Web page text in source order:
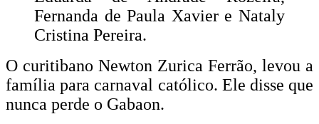
Fernanda de Paula Xavier e Nataly
Cristina Pereira.
O curitibano Newton Zurica Ferrão, levou a
família para carnaval católico. Ele disse que
nunca perde o Gabaon.